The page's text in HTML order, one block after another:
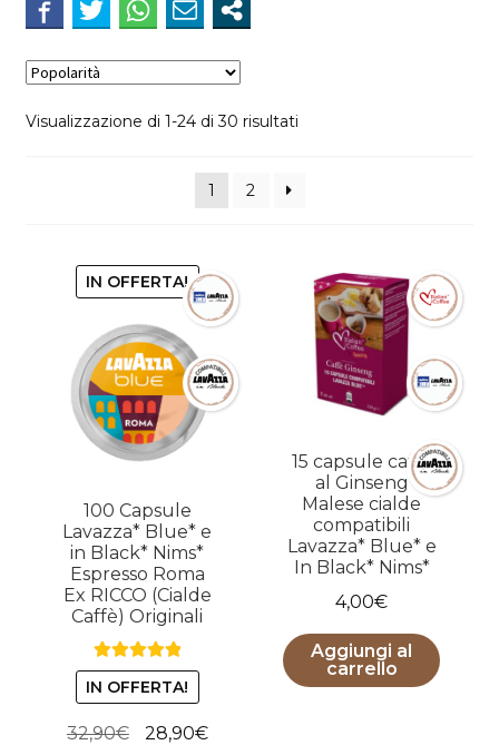
Visualizzazione di 1-24 di 30 risultatiPopolarità
1 2
IN OFFERTA!
100 Capsule
Lavazza* Blue* e
in Black* Nims*
Espresso Roma
Ex RICCO (Cialde
Caffè) Originali
Valutato5.00
su 5
IN OFFERTA!
32,90€ 28,90€Il
15 capsule caffe
al Ginseng
Malese cialde
compatibili
Lavazza* Blue* e
In Black* Nims*
4,00€
Aggiungi al
carrello